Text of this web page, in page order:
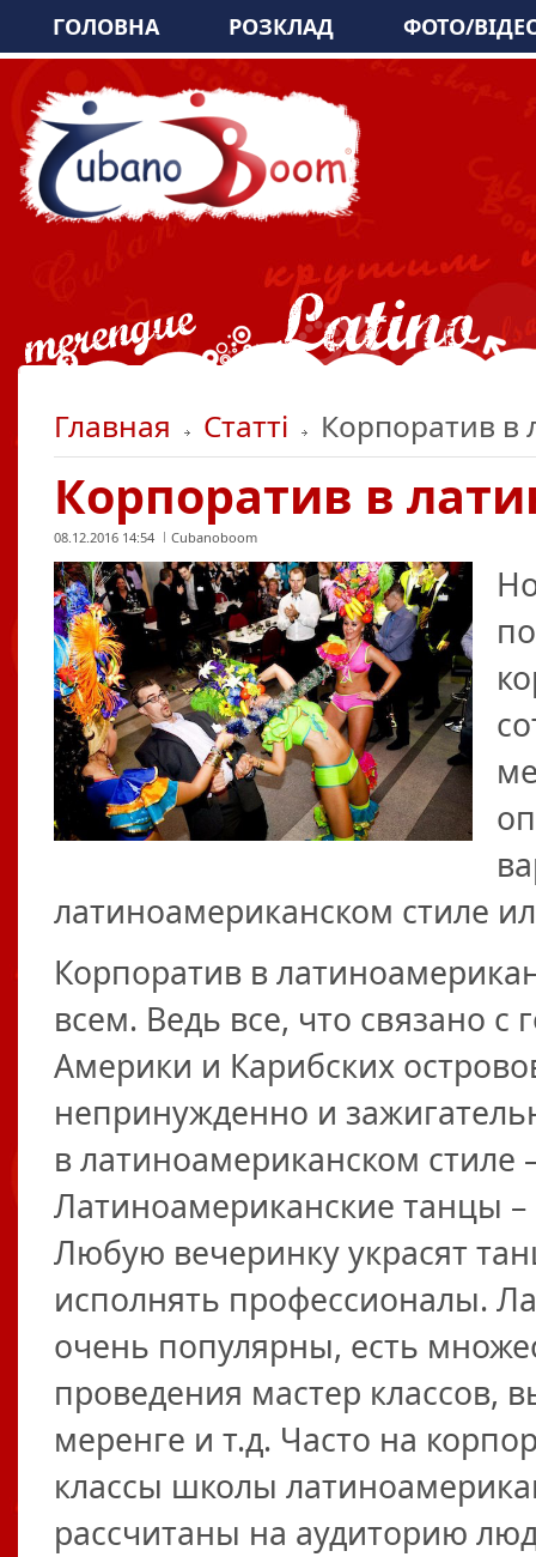
ГОЛОВНА РОЗКЛАД ФОТО/
Главная Статті Корпоратив в
Корпоратив в
08.12.2016 14:54 Cubanoboom
латиноамериканском стиле
Корпоратив в
всем. Ведь все, что связано с
Америки и Карибских
непринужденно и
в латиноамериканском стиле
Латиноамериканские танцы –
Любую вечеринку украсят
исполнять профессионалы.
очень популярны, есть
проведения мастер классов,
меренге и т.д. Часто на
классы школы
рассчитаны на аудиторию